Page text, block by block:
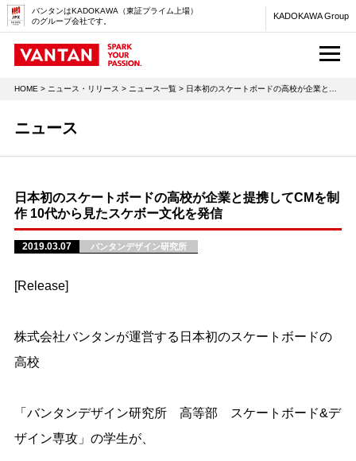
バンタンはKADOKAWA（東証プライム上場）
のグループ会社です。
KADOKAWA Group
HOME > ニュース・リリース > ニュース一覧 > 日本初のスケートボードの高校が企業と提携してCMを制作 10代から見たスケボー文化を発信
ニュース
日本初のスケートボードの高校が企業と提携してCMを制
作 10代から見たスケボー文化を発信
2019.03.07 バンタンデザイン研究所
[Release]
株式会社バンタンが運営する日本初のスケートボードの
高校
「バンタンデザイン研究所 高等部 スケートボード&デ
ザイン専攻」の学生が、